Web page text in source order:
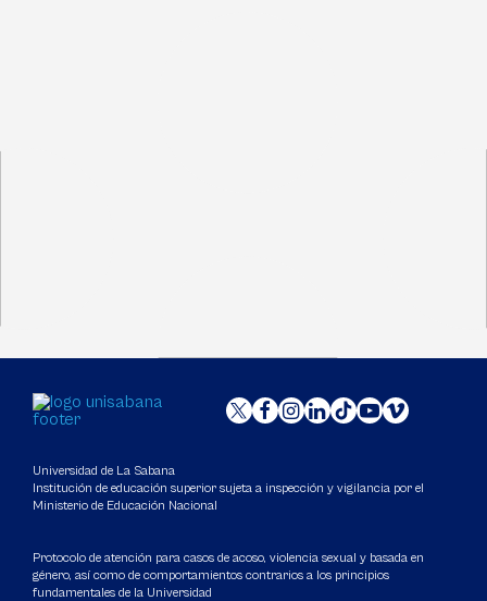
Universidad de La Sabana
Institución de educación superior sujeta a inspección y vigilancia por el
Ministerio de Educación Nacional
Protocolo de atención para casos de acoso, violencia sexual y basada en
género, así como de comportamientos contrarios a los principios
fundamentales de la Universidad